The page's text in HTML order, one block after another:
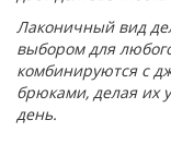
Лаконичный вид
выбором для
комбинируются с
брюками, делая их
день.